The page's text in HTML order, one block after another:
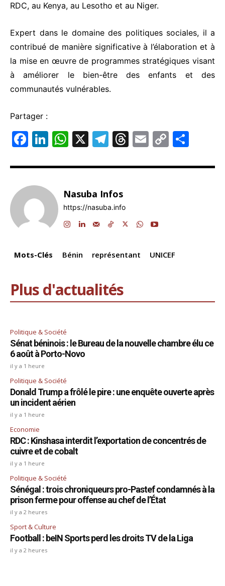
RDC, au Kenya, au Lesotho et au Niger.
Expert dans le domaine des politiques sociales, il a
contribué de manière significative à l’élaboration et à
la mise en œuvre de programmes stratégiques visant
à améliorer le bien-être des enfants et des
communautés vulnérables.
Partager :
F
c
e
b
o
k
Li
k
e
dI
n
W
at
s
A
p
X
T
e
gr
a
m
T
e
s
E
ai
C
p ta
Nasuba Infos
https://nasuba.info
Mots-Clés Bénin représentant UNICEF
Plus d'actualités
Politique & Société
Sénat béninois : le Bureau de la nouvelle chambre élu ce
6 août à Porto-Novo
il y a 1 heure
Politique & Société
Donald Trump a frôlé le pire : une enquête ouverte après
un incident aérien
il y a 1 heure
Economie
RDC : Kinshasa interdit l’exportation de concentrés de
cuivre et de cobalt
il y a 1 heure
Politique & Société
Sénégal : trois chroniqueurs pro-Pastef condamnés à la
prison ferme pour offense au chef de l’État
il y a 2 heures
Sport & Culture
Football : beIN Sports perd les droits TV de la Liga
il y a 2 heures